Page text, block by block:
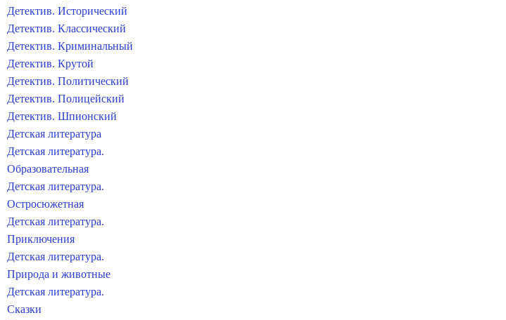
Детектив. Исторический
Детектив. Классический
Детектив. Криминальный
Детектив. Крутой
Детектив. Политический
Детектив. Полицейский
Детектив. Шпионский
Детская литература
Детская литература.
Образовательная
Детская литература.
Остросюжетная
Детская литература.
Приключения
Детская литература.
Природа и животные
Детская литература.
Сказки